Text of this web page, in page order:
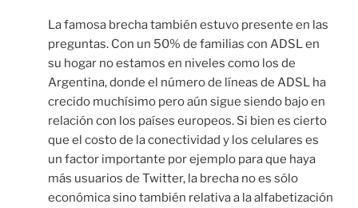
La famosa brecha también estuvo presente en las
preguntas. Con un 50% de familias con ADSL en
su hogar no estamos en niveles como los de
Argentina, donde el número de líneas de ADSL ha
crecido muchísimo pero aún sigue siendo bajo en
relación con los países europeos. Si bien es cierto
que el costo de la conectividad y los celulares es
un factor importante por ejemplo para que haya
más usuarios de Twitter, la brecha no es sólo
económica sino también relativa a la alfabetización